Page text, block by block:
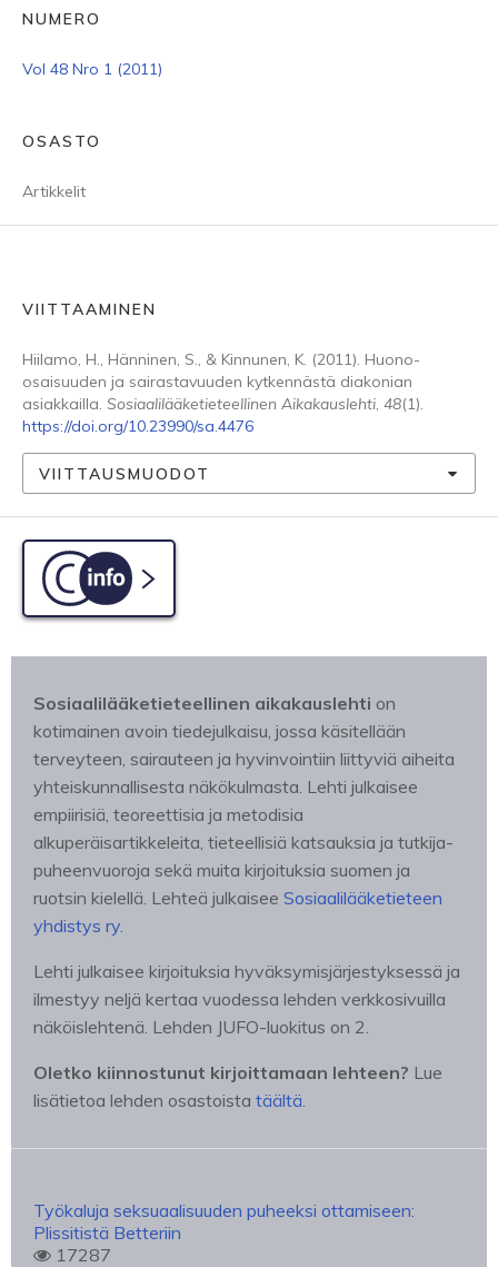
NUMERO
Vol 48 Nro 1 (2011)
OSASTO
Artikkelit
VIITTAAMINEN
Hiilamo, H., Hänninen, S., & Kinnunen, K. (2011). Huono-
osaisuuden ja sairastavuuden kytkennästä diakonian
asiakkailla. Sosiaalilääketieteellinen Aikakauslehti, 48(1).
https://doi.org/10.23990/sa.4476
VIITTAUSMUODOT
C-info
Sosiaalilääketieteellinen aikakauslehti on
kotimainen avoin tiedejulkaisu, jossa käsitellään
terveyteen, sairauteen ja hyvinvointiin liittyviä aiheita
yhteiskunnallisesta näkökulmasta. Lehti julkaisee
empiirisiä, teoreettisia ja metodisia
alkuperäisartikkeleita, tieteellisiä katsauksia ja tutkija-
puheenvuoroja sekä muita kirjoituksia suomen ja
ruotsin kielellä. Lehteä julkaisee Sosiaalilääketieteen
yhdistys ry.
Lehti julkaisee kirjoituksia hyväksymisjärjestyksessä ja
ilmestyy neljä kertaa vuodessa lehden verkkosivuilla
näköislehtenä. Lehden JUFO-luokitus on 2.
Oletko kiinnostunut kirjoittamaan lehteen? Lue
lisätietoa lehden osastoista täältä.
Työkaluja seksuaalisuuden puheeksi ottamiseen:
Plissitistä Betteriin
17287